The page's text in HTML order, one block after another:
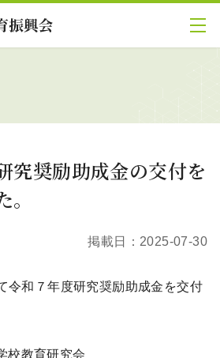
キップ|
究奨励助成金の交付を
掲載日： 2025-07-30
令和７年度研究奨励助成金を交付
校教育研究会